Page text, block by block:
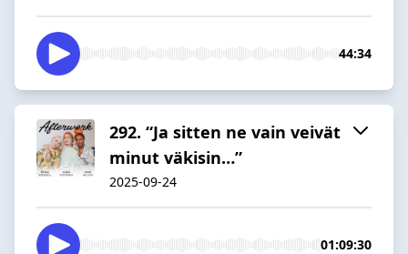
44:34
292. “Ja sitten ne vain veivät
minut väkisin…”
2025-09-24
01:09:30